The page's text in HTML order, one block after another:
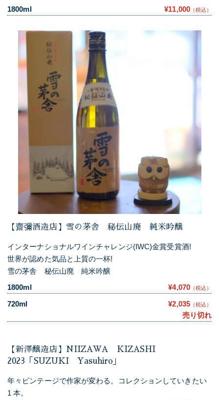
1800ml ¥11,000 （税込）
【齋彌酒造店】雪の茅舎 秘伝山廃 純米吟醸
インターナショナルワインチャレンジ(IWC)金賞受賞酒!
世界が認めた気品と上質の一杯!
雪の茅舎 秘伝山廃 純米吟醸
1800ml
¥4,070 （税込）
720ml ¥2,035 （税込）
売り切れ
【新澤醸造店】NIIZAWA KIZASHI
2023「SUZUKI Yasuhiro」
年々ビンテージで作家が変わる。コレクションしていきたい
1 本。